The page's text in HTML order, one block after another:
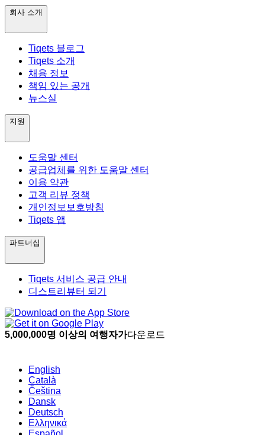
회사 소개
Tiqets 블로그
Tiqets 소개
채용 정보
책임 있는 공개
뉴스실
지원
도움말 센터
공급업체를 위한 도움말 센터
이용 약관
고객 리뷰 정책
개인정보보호방침
Tiqets 앱
파트너십
Tiqets 서비스 공급 안내
디스트리뷰터 되기
5,000,000명 이상의 여행자가다운로드
English
Català
Čeština
Dansk
Deutsch
Ελληνικά